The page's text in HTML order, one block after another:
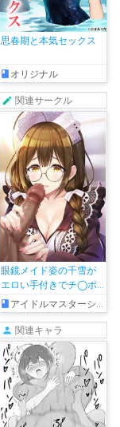
思春期と本気セックス
オリジナル
関連サークル
眼鏡メイド姿の千雪が
エロい手付きでチ◯ポ
と玉袋を掴んで、先っ
ぽフェラして顔射され
ちゃう!!
アイドルマスターシャイニーカラーズ
関連キャラ